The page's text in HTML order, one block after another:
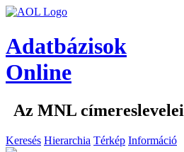
Adatbázisok
Online
Az MNL címereslevelei
Keresés Hierarchia Térkép Információ